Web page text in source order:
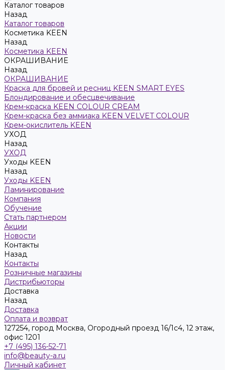
Каталог товаров
Назад
Каталог товаров
Косметика KEEN
Назад
Косметика KEEN
ОКРАШИВАНИЕ
Назад
ОКРАШИВАНИЕ
Краска для бровей и ресниц KEEN SMART EYES
Блондирование и обесцвечивание
Крем-краска KEEN COLOUR CREAM
Крем-краска без аммиака KEEN VELVET COLOUR
Крем-окислитель KEEN
УХОД
Назад
УХОД
Уходы KEEN
Назад
Уходы KEEN
Ламинирование
Компания
Обучение
Стать партнером
Акции
Новости
Контакты
Назад
Контакты
Розничные магазины
Дистрибьюторы
Доставка
Назад
Доставка
Оплата и возврат
127254, город Москва, Огородный проезд 16/1с4, 12 этаж,
офис 1201
+7 (495) 136-52-71
info@beauty-a.ru
Личный кабинет